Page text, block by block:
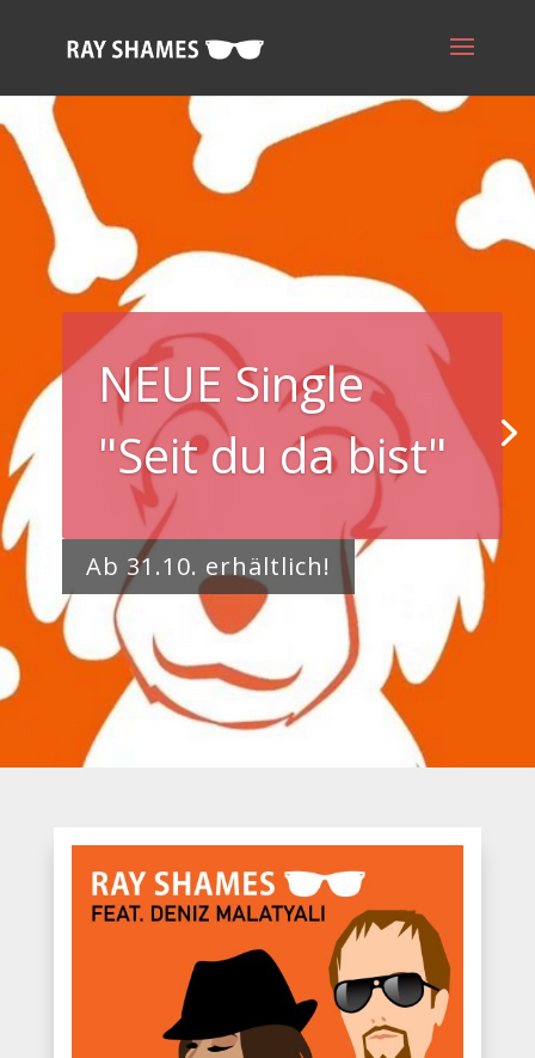
NEUE Single
"Seit du da bist"
Ab 31.10. erhältlich!